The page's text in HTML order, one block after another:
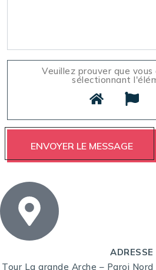
Veuillez prouver que
sélectionnant
ADRESSE
Tour La grande Arche – Paroi